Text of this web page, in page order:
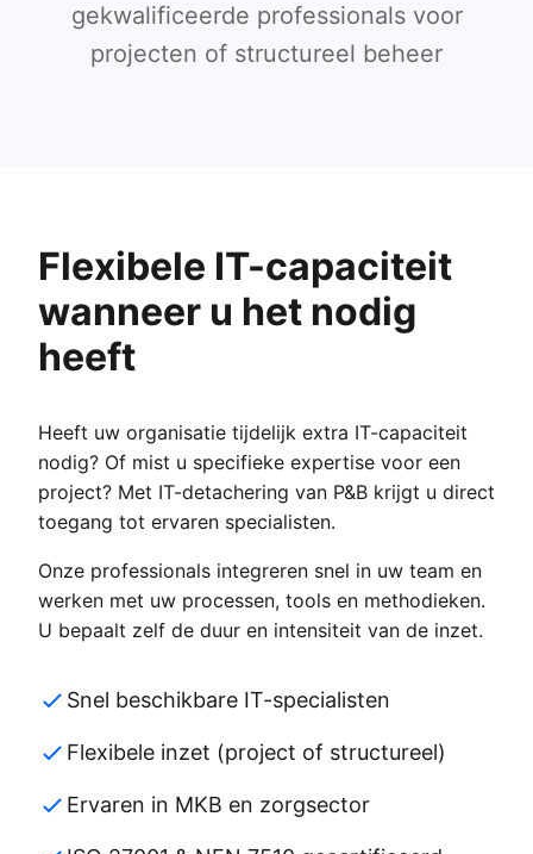
gekwalificeerde professionals voor
projecten of structureel beheer
Flexibele IT-capaciteit
wanneer u het nodig
heeft
Heeft uw organisatie tijdelijk extra IT-capaciteit
nodig? Of mist u specifieke expertise voor een
project? Met IT-detachering van P&B krijgt u direct
toegang tot ervaren specialisten.
Onze professionals integreren snel in uw team en
werken met uw processen, tools en methodieken.
U bepaalt zelf de duur en intensiteit van de inzet.
Snel beschikbare IT-specialisten
Flexibele inzet (project of structureel)
Ervaren in MKB en zorgsector